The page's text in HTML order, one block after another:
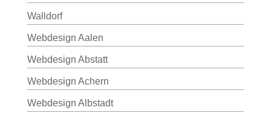
Walldorf
Webdesign Aalen
Webdesign Abstatt
Webdesign Achern
Webdesign Albstadt